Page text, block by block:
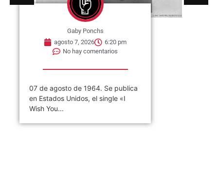
Gaby Ponchs
agosto 7, 2026
6:20 pm
No hay comentarios
07 de agosto de 1964. Se publica
en Estados Unidos, el single «I
Wish You...